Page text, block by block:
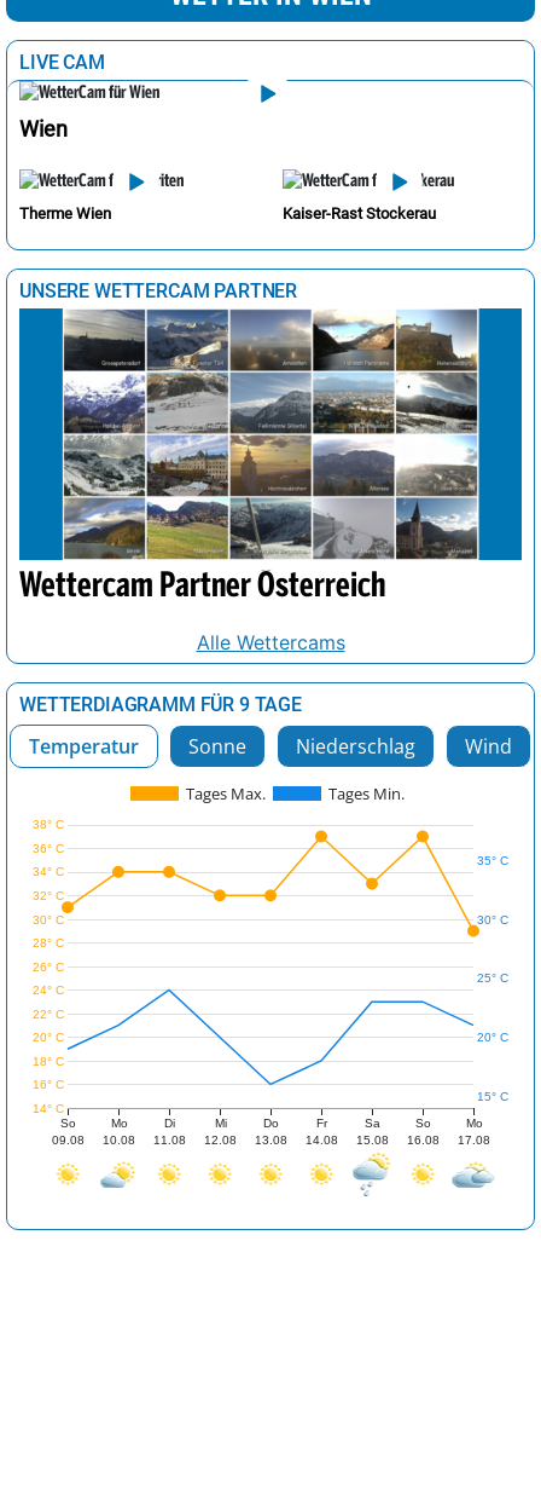
LIVE CAM
Wien
Therme Wien Kaiser-Rast Stockerau
UNSERE WETTERCAM PARTNER
Wettercam Partner Österreich
Alle Wettercams
WETTERDIAGRAMM FÜR 9 TAGE
Temperatur Sonne Niederschlag Wind
Tages Max. Tages Min.
So
09.08
Mo
10.08
Di
11.08
Mi
12.08
Do
13.08
Fr
14.08
Sa
15.08
So
16.08
Mo
17.08
14° C
16° C
18° C
20° C
22° C
24° C
26° C
28° C
30° C
32° C
34° C
36° C
38° C
15° C
20° C
25° C
30° C
35° C